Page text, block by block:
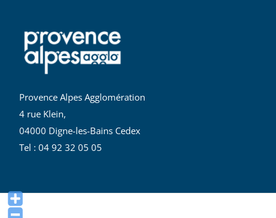
Provence Alpes Agglomération
4 rue Klein,
04000 Digne-les-Bains Cedex
Tel : 04 92 32 05 05